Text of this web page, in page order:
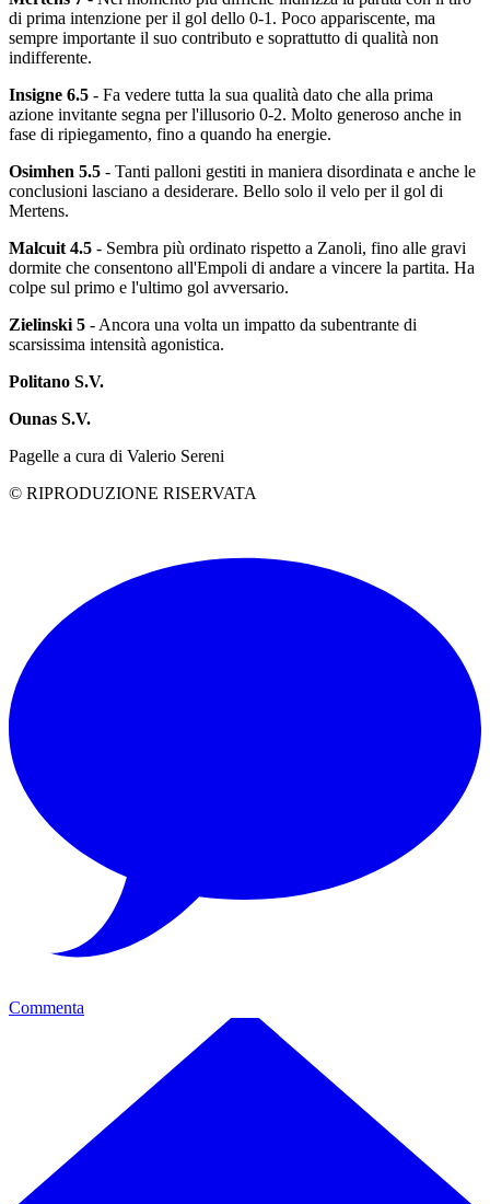
di prima intenzione per il gol dello 0-1. Poco appariscente, ma
sempre importante il suo contributo e soprattutto di qualità non
indifferente.
Insigne 6.5 - Fa vedere tutta la sua qualità dato che alla prima
azione invitante segna per l'illusorio 0-2. Molto generoso anche in
fase di ripiegamento, fino a quando ha energie.
Osimhen 5.5 - Tanti palloni gestiti in maniera disordinata e anche le
conclusioni lasciano a desiderare. Bello solo il velo per il gol di
Mertens.
Malcuit 4.5 - Sembra più ordinato rispetto a Zanoli, fino alle gravi
dormite che consentono all'Empoli di andare a vincere la partita. Ha
colpe sul primo e l'ultimo gol avversario.
Zielinski 5 - Ancora una volta un impatto da subentrante di
scarsissima intensità agonistica.
Politano S.V.
Ounas S.V.
Pagelle a cura di Valerio Sereni
© RIPRODUZIONE RISERVATA
Commenta